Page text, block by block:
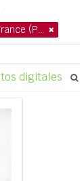
Bibliothèque nationale de France (Paris)
digitales